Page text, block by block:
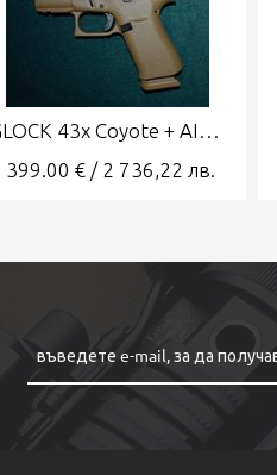
GLOCK 43x Coyote + AIMPOINT COA
399.00 € / 2 736,22 лв.